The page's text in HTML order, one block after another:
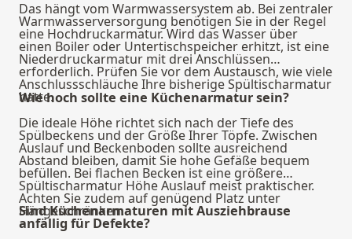
Das hängt vom Warmwassersystem ab. Bei zentraler
Warmwasserversorgung benötigen Sie in der Regel
eine Hochdruckarmatur. Wird das Wasser über
einen Boiler oder Untertischspeicher erhitzt, ist eine
Niederdruckarmatur mit drei Anschlüssen
erforderlich. Prüfen Sie vor dem Austausch, wie viele
Anschlussschläuche Ihre bisherige Spültischarmatur
hatte.
Wie hoch sollte eine Küchenarmatur sein?
Die ideale Höhe richtet sich nach der Tiefe des
Spülbeckens und der Größe Ihrer Töpfe. Zwischen
Auslauf und Beckenboden sollte ausreichend
Abstand bleiben, damit Sie hohe Gefäße bequem
befüllen. Bei flachen Becken ist eine größere
Spültischarmatur Höhe Auslauf meist praktischer.
Achten Sie zudem auf genügend Platz unter
Hängeschränken.
Sind Küchenarmaturen mit Ausziehbrause
anfällig für Defekte?